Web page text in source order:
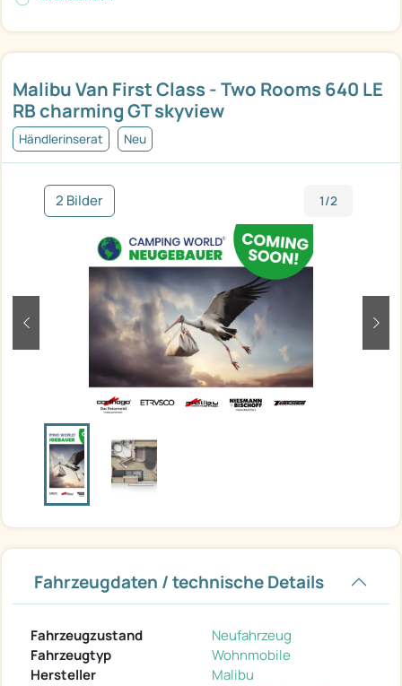
Malibu Van First Class - Two Rooms 640 LE
RB charming GT skyview
Händlerinserat Neu
2 Bilder 1/2
zurück
Fahrzeugdaten / technische Details
Fahrzeugzustand
Neufahrzeug
Fahrzeugtyp
Wohnmobile
Hersteller
Malibu